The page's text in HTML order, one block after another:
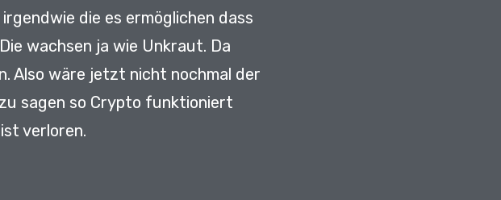
die es ermöglichen dass
Die wachsen ja wie Unkraut. Da
Also wäre jetzt nicht nochmal der
sagen so Crypto funktioniert
verloren.